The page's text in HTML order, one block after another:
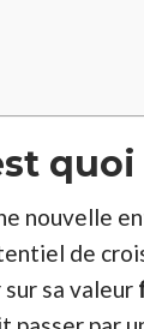
quoi
nouvelle
de
sa valeur